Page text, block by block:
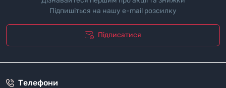
Підпишіться на нашу e-mail розсилку
Підписатися
Телефони